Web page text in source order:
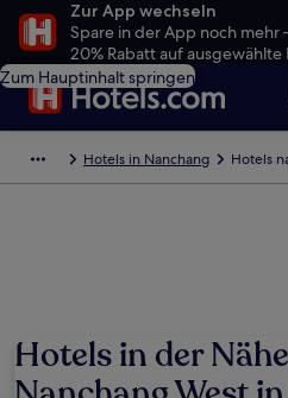
Zur App wechseln
Spare in der App noch mehr
20% Rabatt auf ausgewählte
Zum Hauptinhalt springen
Hotels in Nanchang Hotels
Hotels in der